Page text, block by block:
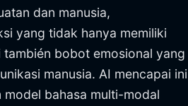
dan manusia,
yang tidak hanya memiliki
bobot emosional yang
manusia. AI mencapai ini
model bahasa multi-modal